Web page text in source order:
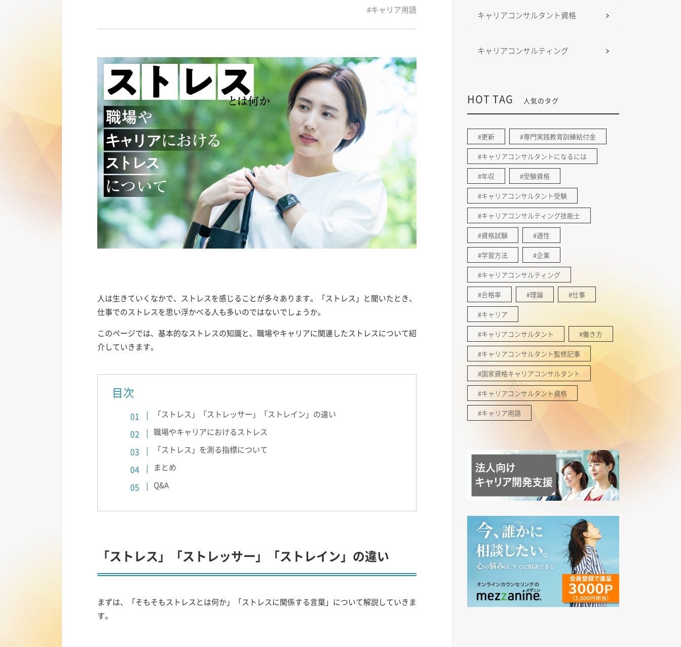
#キャリア用語
人は生きていくなかで、ストレスを感じることが多々あります。「ストレス」と聞いたとき、
仕事でのストレスを思い浮かべる人も多いのではないでしょうか。
このページでは、基本的なストレスの知識と、職場やキャリアに関連したストレスについて紹
介していきます。
目次
「ストレス」「ストレッサー」「ストレイン」の違い
職場やキャリアにおけるストレス
「ストレス」を測る指標について
まとめ
Q&A
「ストレス」「ストレッサー」「ストレイン」の違い
まずは、「そもそもストレスとは何か」「ストレスに関係する言葉」について解説していきま
す。
キャリアコンサルタント資格
キャリアコンサルティング
HOT TAG 人気のタグ
#更新 #専門実践教育訓練給付金
#キャリアコンサルタントになるには
#年収 #受験資格
#キャリアコンサルタント受験
#キャリアコンサルティング技能士
#資格試験 #適性
#学習方法 #企業
#キャリアコンサルティング
#合格率 #理論 #仕事
#キャリア
#キャリアコンサルタント #働き方
#キャリアコンサルタント監修記事
#国家資格キャリアコンサルタント
#キャリアコンサルタント資格
#キャリア用語